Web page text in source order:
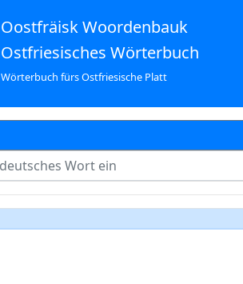
Oostfräisk Woordenbauk
Ostfriesisches Wörterbuch
Wörterbuch fürs Ostfriesische Platt